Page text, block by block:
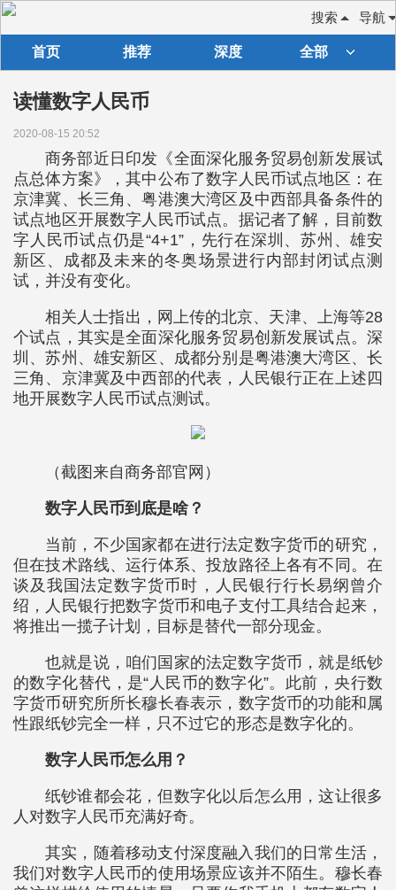
导航
搜索
首页 推荐 深度 全部
读懂数字人民币
2020-08-15 20:52
商务部近日印发《全面深化服务贸易创新发展试
点总体方案》，其中公布了数字人民币试点地区：在
京津冀、长三角、粤港澳大湾区及中西部具备条件的
试点地区开展数字人民币试点。据记者了解，目前数
字人民币试点仍是“4+1”，先行在深圳、苏州、雄安
新区、成都及未来的冬奥场景进行内部封闭试点测
试，并没有变化。
相关人士指出，网上传的北京、天津、上海等28
个试点，其实是全面深化服务贸易创新发展试点。深
圳、苏州、雄安新区、成都分别是粤港澳大湾区、长
三角、京津冀及中西部的代表，人民银行正在上述四
地开展数字人民币试点测试。
（截图来自商务部官网）
数字人民币到底是啥？
当前，不少国家都在进行法定数字货币的研究，
但在技术路线、运行体系、投放路径上各有不同。在
谈及我国法定数字货币时，人民银行行长易纲曾介
绍，人民银行把数字货币和电子支付工具结合起来，
将推出一揽子计划，目标是替代一部分现金。
也就是说，咱们国家的法定数字货币，就是纸钞
的数字化替代，是“人民币的数字化”。此前，央行数
字货币研究所所长穆长春表示，数字货币的功能和属
性跟纸钞完全一样，只不过它的形态是数字化的。
数字人民币怎么用？
纸钞谁都会花，但数字化以后怎么用，这让很多
人对数字人民币充满好奇。
其实，随着移动支付深度融入我们的日常生活，
我们对数字人民币的使用场景应该并不陌生。穆长春